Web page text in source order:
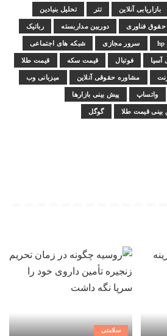
بازاریابی آنلاین تتر تحلیل بنیادین
حقوق فناوری دوربین مداربسته رباتیک
سرور مجازی شبکه های اجتماعی
آسیا فوتبال قیمت سکه قیمت طلا
مشاوره حقوقی آنلاین میزبانی وب
واتساپ پیش بینی بازارها
بینی قیمت طلا گوگل
سلامتی